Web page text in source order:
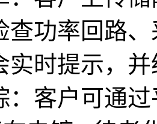
查功率回路
实时提示，
：客户可通